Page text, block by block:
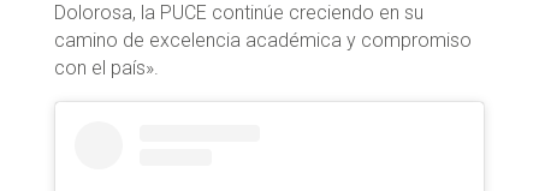
Dolorosa, la PUCE continúe creciendo en su
camino de excelencia académica y compromiso
con el país».